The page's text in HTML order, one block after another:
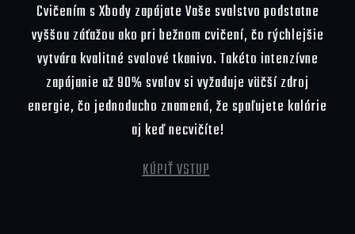
Cvičením s Xbody zapájate Vaše svalstvo podstatne
vyššou záťažou ako pri bežnom cvičení, čo rýchlejšie
vytvára kvalitné svalové tkanivo. Takéto intenzívne
zapájanie až 90% svalov si vyžaduje väčší zdroj
energie, čo jednoducho znamená, že spaľujete kalórie
aj keď necvičíte!
KÚPIŤ VSTUP